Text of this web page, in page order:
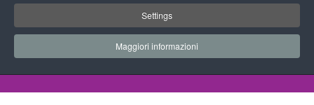
Settings
Maggiori informazioni
Progetti Didattici, Disegni, Schede
Didattiche e tanto altro ancora.
Disegni da Colorare